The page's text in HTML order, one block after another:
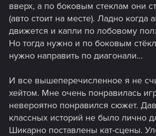
вверх, а по боковым стеклам они
(авто стоит на месте). Ладно когда
движется и капли по лобовому
Но тогда нужно и по боковым
нужно направить по диагонали…
И все вышеперечисленное я не
хейтом. Мне очень понравилась
невероятно понравился сюжет.
классных историй не было лично
Шикарно поставлены кат-сцены.